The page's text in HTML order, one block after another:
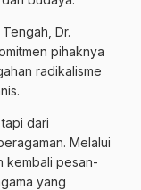
Dr.
pihaknya
radikalisme
dari
Melalui
kembali pesan-
yang